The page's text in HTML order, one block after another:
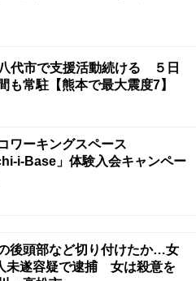
代市で支援活動続ける ５日
も常駐【熊本で最大震度7】
ワーキングスペース
i-Base」体験入会キャンペー
後頭部など切り付けたか…女
未遂容疑で逮捕 女は殺意を